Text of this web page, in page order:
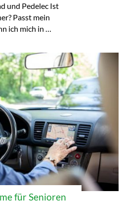
und Pedelec Ist
Passt mein
ich mich in …
für Senioren